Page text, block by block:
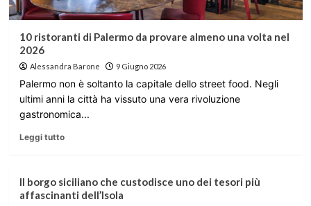
10 ristoranti di Palermo da provare almeno una volta nel
2026
Alessandra Barone 9 Giugno 2026
Palermo non è soltanto la capitale dello street food. Negli
ultimi anni la città ha vissuto una vera rivoluzione
gastronomica...
Leggi tutto
Il borgo siciliano che custodisce uno dei tesori più
affascinanti dell’Isola